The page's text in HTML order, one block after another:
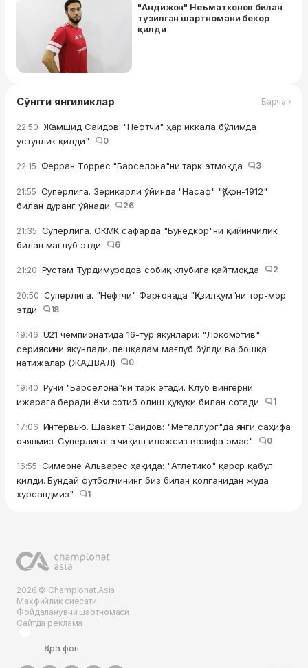
"Андижон" Неъматхонов билан
тузилган шартномани бекор
қилди
Сўнгги янгиликлар Барча ›
22:50 Жамшид Саидов: "Нефтчи" ҳар иккала бўлимда
устунлик қилди"
0
22:15 Ферран Торрес "Барселона"ни тарк этмоқда 3
21:55 Суперлига. Зерикарли ўйинда "Насаф" "Қўқон-1912"
билан дуранг ўйнади
26
21:35 Суперлига. ОКМК сафарда "Бунёдкор"ни қийинчилик
билан мағлуб этди
6
21:20 Рустам Турдимуродов собиқ клубига қайтмоқда 2
20:50 Суперлига. "Нефтчи" Фарғонада "Қизилқум"ни тор-мор
этди
18
19:46 U21 чемпионатида 16-тур якунлари: "Локомотив"
сериясини якунлади, пешқадам мағлуб бўлди ва бошқа
натижалар (ЖАДВАЛ)
0
19:40 Руни "Барселона"ни тарк этади. Клуб вингерни
ижарага беради ёки сотиб олиш ҳуқуқи билан сотади
1
17:06 Интервью. Шавкат Саидов: "Металлург"да янги саҳифа
очяпмиз. Суперлигага чиқиш иложсиз вазифа эмас"
0
16:55 Симеоне Альварес ҳақида: "Атлетико" қарор қабул
қилди. Бундай футболчининг биз билан қолганидан жуда
хурсандмиз"
1
2026 © Championat.Asia
Махфийлик сиёсати
Фойдаланувчи шартномаси
Сайтда реклама
Қора фон